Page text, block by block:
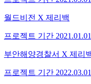
월드비전 X 제리백
프로젝트 기간
부안해양경찰서 X 제리
프로젝트 기간